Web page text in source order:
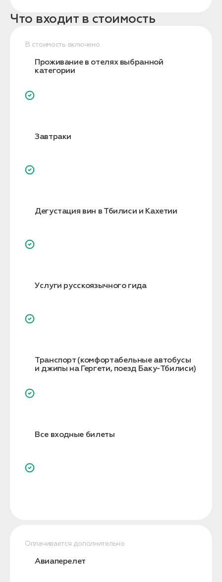
Что входит в стоимость
В стоимость включено
Проживание в отелях выбранной
категории
Завтраки
Дегустация вин в Тбилиси и Кахетии
Услуги русскоязычного гида
Транспорт (комфортабельные автобусы
и джипы на Гергети, поезд Баку-Тбилиси)
Все входные билеты
Оплачивается дополнительно
Авиаперелет